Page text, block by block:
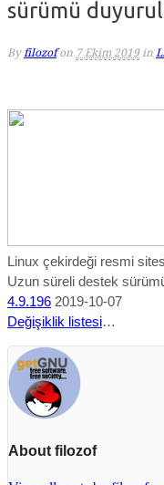
sürümü
By filozof on 7 Ekim 2019 in
Linux çekirdeği resmi
Uzun süreli destek
4.9.196 2019-10-07
Değişiklik listesi…
About filozof